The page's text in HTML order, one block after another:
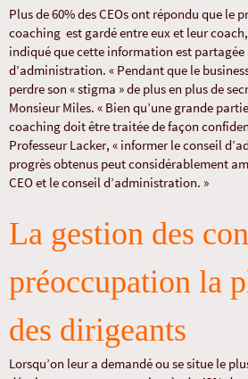
Plus de 60% des CEOs ont répondu que le
coaching est gardé entre eux et leur
indiqué que cette information est partagée
d’administration. « Pendant que le
perdre son « stigma » de plus en plus de
Monsieur Miles. « Bien qu’une grande
coaching doit être traitée de façon
Professeur Lacker, « informer le conseil
progrès obtenus peut considérablement
CEO et le conseil d’administration. »
La gestion des
préoccupation la
des dirigeants
Lorsqu’on leur a demandé ou se situe le